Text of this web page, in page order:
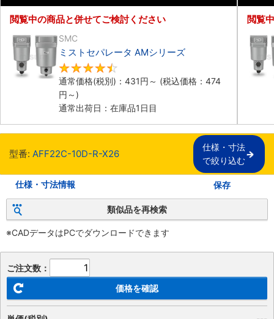
閲覧中の商品と併せてご検討ください
SMC
ミストセパレータ AMシリーズ
通常価格(税別)： 431円 ～ (税込価格： 474
円 ～)
通常出荷日：在庫品1日目
閲覧
型番: AFF22C-10D-R-X26
仕様・寸法
で絞り込む
仕様・寸法情報 保存
類似品を再検索
※CADデータはPCでダウンロードできます
ご注文数：
価格を確認